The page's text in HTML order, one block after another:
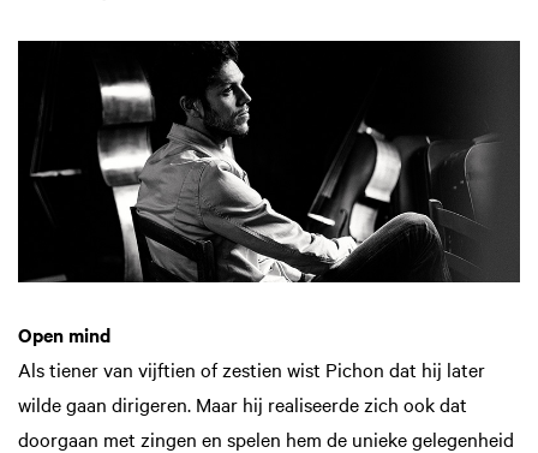
Open mind
Als tiener van vijftien of zestien wist Pichon dat hij later
wilde gaan dirigeren. Maar hij realiseerde zich ook dat
doorgaan met zingen en spelen hem de unieke gelegenheid